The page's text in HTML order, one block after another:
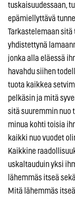
tuskaisuudessaan,
epämiellyttävä
Tarkastelemaan sitä
yhdistettynä
jonka alla eläessä
havahdu siihen
tuota kaikkea
pelkäsin ja mitä
sitä suuremmin nuo
minua kohti toisia
kaikki nuo vuodet
Kaikkine
uskaltauduin yksi
lähemmäs itseä
Mitä lähemmäs